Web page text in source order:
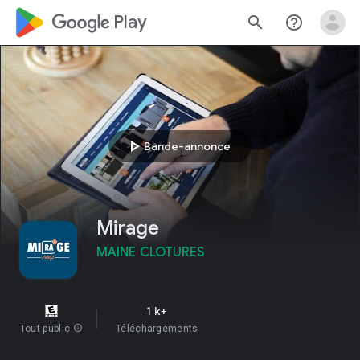
google_logo Play search help_outline
play_arrowBande-annonce
Mirage
MAINE CLOTURES
Tout public info
1 k+
Téléchargements